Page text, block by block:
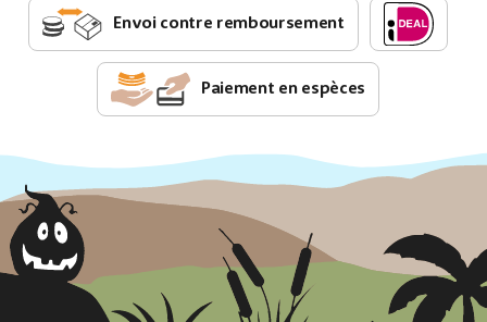
Envoi contre remboursement
Paiement en espèces